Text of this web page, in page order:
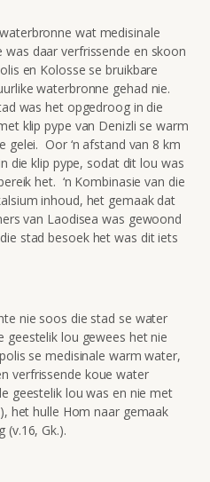
wat medisinale
daar verfrissende en skoon
en Kolosse se bruikbare
waterbronne gehad nie.
was het opgedroog in die
klip pype van Denizli se warm
Oor ‘n afstand van 8 km
die klip pype, sodat dit lou was
het. ‘n Kombinasie van die
inhoud, het gemaak dat
van Laodisea was gewoond
stad besoek het was dit iets
nie soos die stad se water
geestelik lou gewees het nie
se medisinale warm water,
verfrissende koue water
geestelik lou was en nie met
het hulle Hom naar gemaak
(v.16, Gk.).